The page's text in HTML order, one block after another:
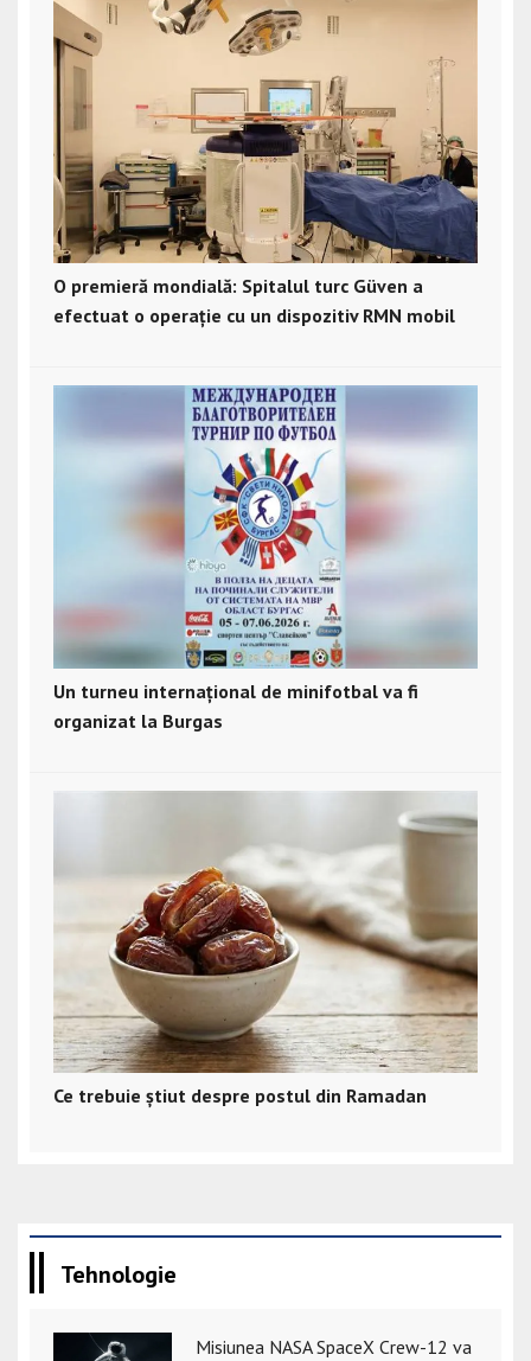
O premieră mondială: Spitalul turc Güven a
efectuat o operație cu un dispozitiv RMN mobil
Un turneu internațional de minifotbal va fi
organizat la Burgas
Ce trebuie știut despre postul din Ramadan
Tehnologie
Misiunea NASA SpaceX Crew-12 va